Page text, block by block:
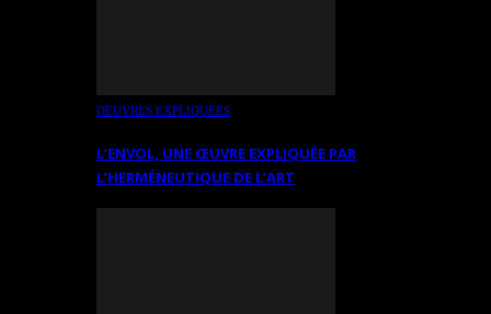
OEUVRES EXPLIQUÉES
L’ENVOL, UNE ŒUVRE EXPLIQUÉE PAR
L’HERMÉNEUTIQUE DE L’ART